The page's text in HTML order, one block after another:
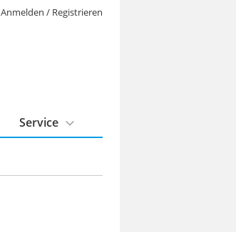
Anmelden / Registrieren
Service